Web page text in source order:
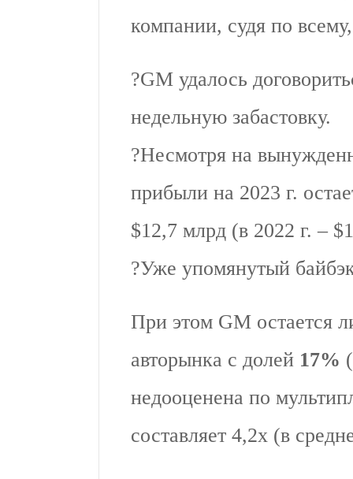
компании, судя по
?GM удалось
недельную забастовку.
?Несмотря на
прибыли на 2023 г.
$12,7 млрд (в 2022 г. –
?Уже упомянутый
При этом GM остается
авторынка с долей 17%
недооценена по
составляет 4,2х (в